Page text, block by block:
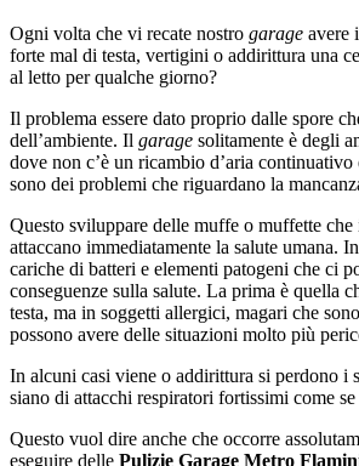
Ogni volta che vi recate nostro garage avere
forte mal di testa, vertigini o addirittura una
al letto per qualche giorno?
Il problema essere dato proprio dalle spore
dell’ambiente. Il garage solitamente è degli
dove non c’è un ricambio d’aria continuativo
sono dei problemi che riguardano la
Questo sviluppare delle muffe o muffette che
attaccano immediatamente la salute umana.
cariche di batteri e elementi patogeni che ci
conseguenze sulla salute. La prima è quella
testa, ma in soggetti allergici, magari che
possono avere delle situazioni molto più
In alcuni casi viene o addirittura si perdono i
siano di attacchi respiratori fortissimi come se
Questo vuol dire anche che occorre
eseguire delle Pulizie Garage Metro